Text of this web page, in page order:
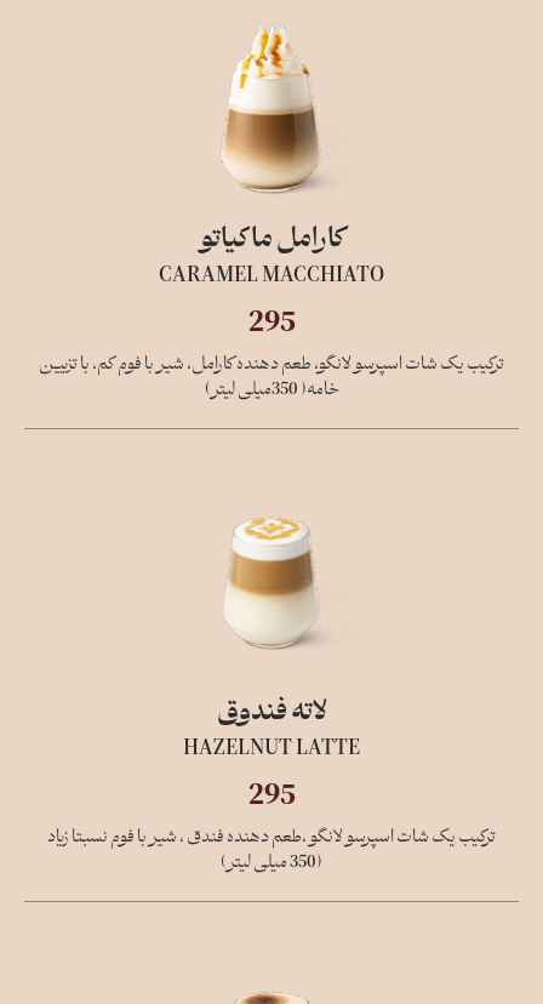
کارامل ماکیاتو
CARAMEL MACCHIATO
295
ترکیب یک شات اسپرسو لانگو، طعم دهنده کارامل، شیر با فوم کم، با تزیین
خامه( 350میلی لیتر)
لاته فندوق
HAZELNUT LATTE
295
ترکیب یک شات اسپرسو لانگو ،طعم دهنده فندق ، شیر با فوم نسبتا زیاد
(350 میلی لیتر)